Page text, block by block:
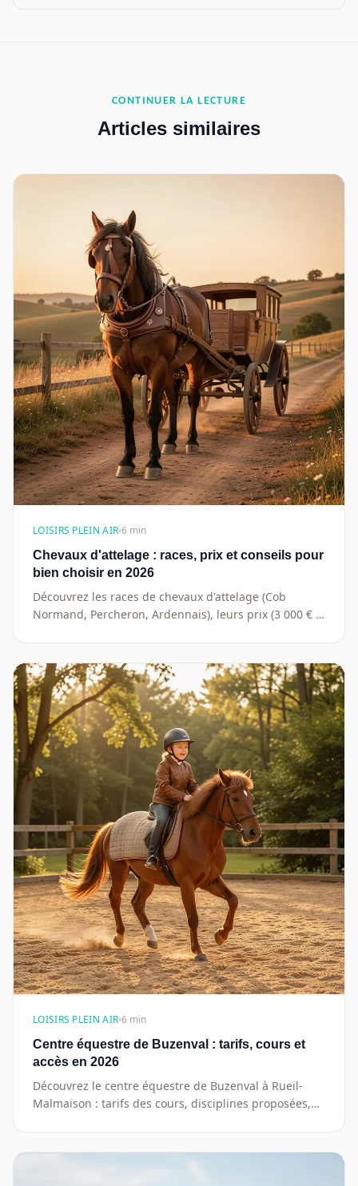
CONTINUER LA LECTURE
Articles similaires
LOISIRS PLEIN AIR 6 min
Chevaux d'attelage : races, prix et conseils pour
bien choisir en 2026
Découvrez les races de chevaux d'attelage (Cob
Normand, Percheron, Ardennais), leurs prix (3 000 € à
LOISIRS PLEIN AIR 6 min
Centre équestre de Buzenval : tarifs, cours et
accès en 2026
Découvrez le centre équestre de Buzenval à Rueil-
Malmaison : tarifs des cours, disciplines proposées,